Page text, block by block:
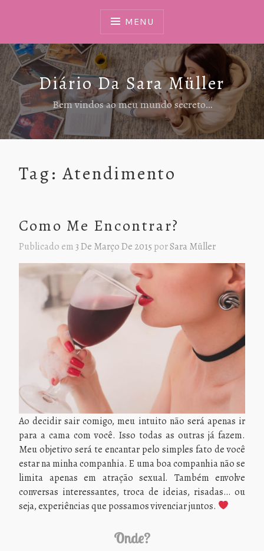
MENU
Diário Da Sara Müller
Bem vindos ao meu mundo secreto…
Tag: Atendimento
Como Me Encontrar?
Publicado em3 De Março De 2015 porSara Müller
Ao decidir sair comigo, meu intuito não será apenas ir
para a cama com você. Isso todas as outras já fazem.
Meu objetivo será te encantar pelo simples fato de você
estar na minha companhia. E uma boa companhia não se
limita apenas em atração sexual. Também envolve
conversas interessantes, troca de ideias, risadas… ou
seja, experiências que possamos vivenciar juntos.
Onde?